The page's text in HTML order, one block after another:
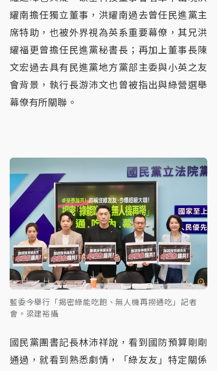
耀南擔任獨立董事，洪耀南過去曾任民進黨主
席特助，也被外界視為英系重要幕僚，其兄洪
耀福更曾擔任民進黨秘書長；再加上董事長陳
文宏過去具有民進黨地方黨部主委與小英之友
會背景，執行長游沛文也曾被指出與綠營選舉
幕僚有所關聯。
藍委今舉行「揭密綠能吃飽、無人機再撈通吃」記者
會。梁建裕攝
國民黨團書記長林沛祥說，看到國防預算剛剛
通過，就看到熟悉劇情，「綠友友」特定關係